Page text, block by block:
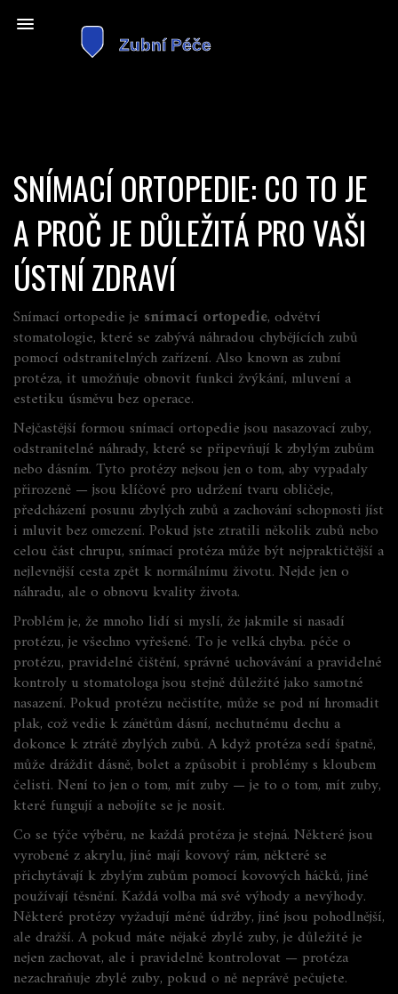
SNÍMACÍ ORTOPEDIE: CO TO JE
A PROČ JE DŮLEŽITÁ PRO VAŠI
ÚSTNÍ ZDRAVÍ
Snímací ortopedie je snímací ortopedie, odvětví
stomatologie, které se zabývá náhradou chybějících zubů
pomocí odstranitelných zařízení. Also known as zubní
protéza, it umožňuje obnovit funkci žvýkání, mluvení a
estetiku úsměvu bez operace.
Nejčastější formou snímací ortopedie jsou nasazovací zuby,
odstranitelné náhrady, které se připevňují k zbylým zubům
nebo dásním. Tyto protézy nejsou jen o tom, aby vypadaly
přirozeně — jsou klíčové pro udržení tvaru obličeje,
předcházení posunu zbylých zubů a zachování schopnosti jíst
i mluvit bez omezení. Pokud jste ztratili několik zubů nebo
celou část chrupu, snímací protéza může být nejpraktičtější a
nejlevnější cesta zpět k normálnímu životu. Nejde jen o
náhradu, ale o obnovu kvality života.
Problém je, že mnoho lidí si myslí, že jakmile si nasadí
protézu, je všechno vyřešené. To je velká chyba. péče o
protézu, pravidelné čištění, správné uchovávání a pravidelné
kontroly u stomatologajsou stejně důležité jako samotné
nasazení. Pokud protézu nečistíte, může se pod ní hromadit
plak, což vedie k zánětům dásní, nechutnému dechu a
dokonce k ztrátě zbylých zubů. A když protéza sedí špatně,
může dráždit dásně, bolet a způsobit i problémy s kloubem
čelisti. Není to jen o tom, mít zuby — je to o tom, mít zuby,
které fungují a nebojíte se je nosit.
Co se týče výběru, ne každá protéza je stejná. Některé jsou
vyrobené z akrylu, jiné mají kovový rám, některé se
přichytávají k zbylým zubům pomocí kovových háčků, jiné
používají těsnění. Každá volba má své výhody a nevýhody.
Některé protézy vyžadují méně údržby, jiné jsou pohodlnější,
ale dražší. A pokud máte nějaké zbylé zuby, je důležité je
nejen zachovat, ale i pravidelně kontrolovat — protéza
nezachraňuje zbylé zuby, pokud o ně neprávě pečujete.